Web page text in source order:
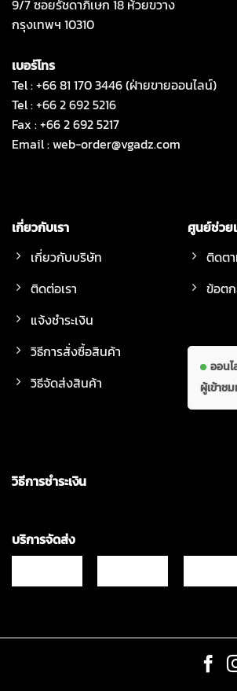
9/7 ซอยรัชดาภิเษก 18 ห้วยขวาง
กรุงเทพฯ 10310
เบอร์โทร
Tel : +66 81 170 3446 (ฝ่ายขายออนไลน์)
Tel : +66 2 692 5216
Fax : +66 2 692 5217
Email :web-order@vgadz.com
เกี่ยวกับเรา
เกี่ยวกับบริษัท
ติดต่อเรา
แจ้งชำระเงิน
วิธีการสั่งซื้อสินค้า
วิธีจัดส่งสินค้า
ศูนย์ช่วย
ติดต
ข้อต
ออน
ผู้เข้าช
วิธีการชำระเงิน
บริการจัดส่ง